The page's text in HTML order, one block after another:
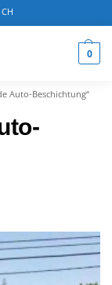
0
Auto-Beschichtung“